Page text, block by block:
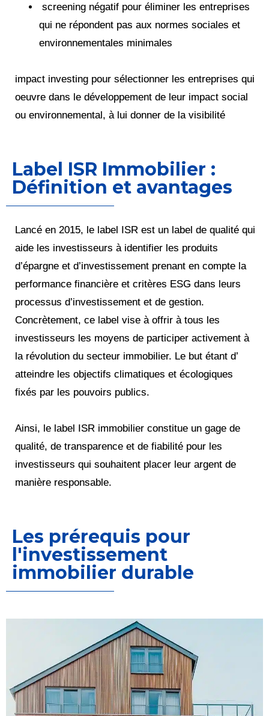
screening négatif pour éliminer les entreprises
qui ne répondent pas aux normes sociales et
environnementales minimales
impact investing pour sélectionner les entreprises qui
oeuvre dans le développement de leur impact social
ou environnemental, à lui donner de la visibilité
Label ISR Immobilier :
Définition et avantages
Lancé en 2015, le label ISR est un label de qualité qui
aide les investisseurs à identifier les produits
d’épargne et d’investissement prenant en compte la
performance financière et critères ESG dans leurs
processus d’investissement et de gestion.
Concrètement, ce label vise à offrir à tous les
investisseurs les moyens de participer activement à
la révolution du secteur immobilier. Le but étant d’
atteindre les objectifs climatiques et écologiques
fixés par les pouvoirs publics.
Ainsi, le label ISR immobilier constitue un gage de
qualité, de transparence et de fiabilité pour les
investisseurs qui souhaitent placer leur argent de
manière responsable.
Les prérequis pour
l'investissement
immobilier durable